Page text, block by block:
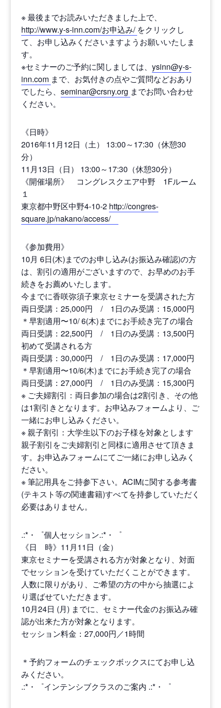
※ 最後までお読みいただきました上で、
http://www.y-s-inn.com/お申込み/ をクリックし
て、お申し込みくださいますようお願いいたしま
す。
※セミナーのご予約に関しましては、 ysinn@y-s-
inn.com まで、お気付きの点やご質問などおあり
でしたら、 seminar@crsny.org までお問い合わせ
ください。
《日時》
2016年11月12日（土） 13:00～17:30（休憩30
分）
11月13日（日） 13:00～17:30（休憩30分）
《開催場所》 コングレスクエア中野 1Fルーム
１
東京都中野区中野4-10-2 http://congres-
square.jp/nakano/access/
《参加費用》
10月 6日(木)までのお申し込み(お振込み確認)の方
は、割引の適用がございますので、お早めのお手
続きをお薦めいたします。
今までに香咲弥須子東京セミナーを受講された方
両日受講：25,000円 / 1日のみ受講：15,000円
＊早割適用〜10/ 6(木)までにお手続き完了の場合
両日受講：22,500円 / 1日のみ受講：13,500円
初めて受講される方
両日受講：30,000円 / 1日のみ受講：17,000円
＊早割適用〜10/6(木)までにお手続き完了の場合
両日受講：27,000円 / 1日のみ受講：15,300円
※ ご夫婦割引：両日参加の場合は2割引き、その他
は1割引きとなります。お申込みフォームより、ご
一緒にお申し込みください。
※ 親子割引：大学生以下のお子様を対象とします
親子割引をご夫婦割引と同様に適用させて頂きま
す。お申込みフォームにてご一緒にお申し込みく
ださい。
※ 筆記用具をご持参下さい。ACIMに関する参考書
(テキスト等の関連書籍)すべてを持参していただく
必要はありません。
.:*・゜個人セッション.:*・゜
《日 時》11月11日（金）
東京セミナーを受講される方が対象となり、対面
でセッションを受けていただくことができます。
人数に限りがあり、ご希望の方の中から抽選によ
り選ばせていただきます。
10月24日 (月) までに、セミナー代金のお振込み確
認が出来た方が対象となります。
セッション料金：27,000円／1時間
＊予約フォームのチェックボックスにてお申し込
みください。
.:*・゜インテンシブクラスのご案内 .:*・゜